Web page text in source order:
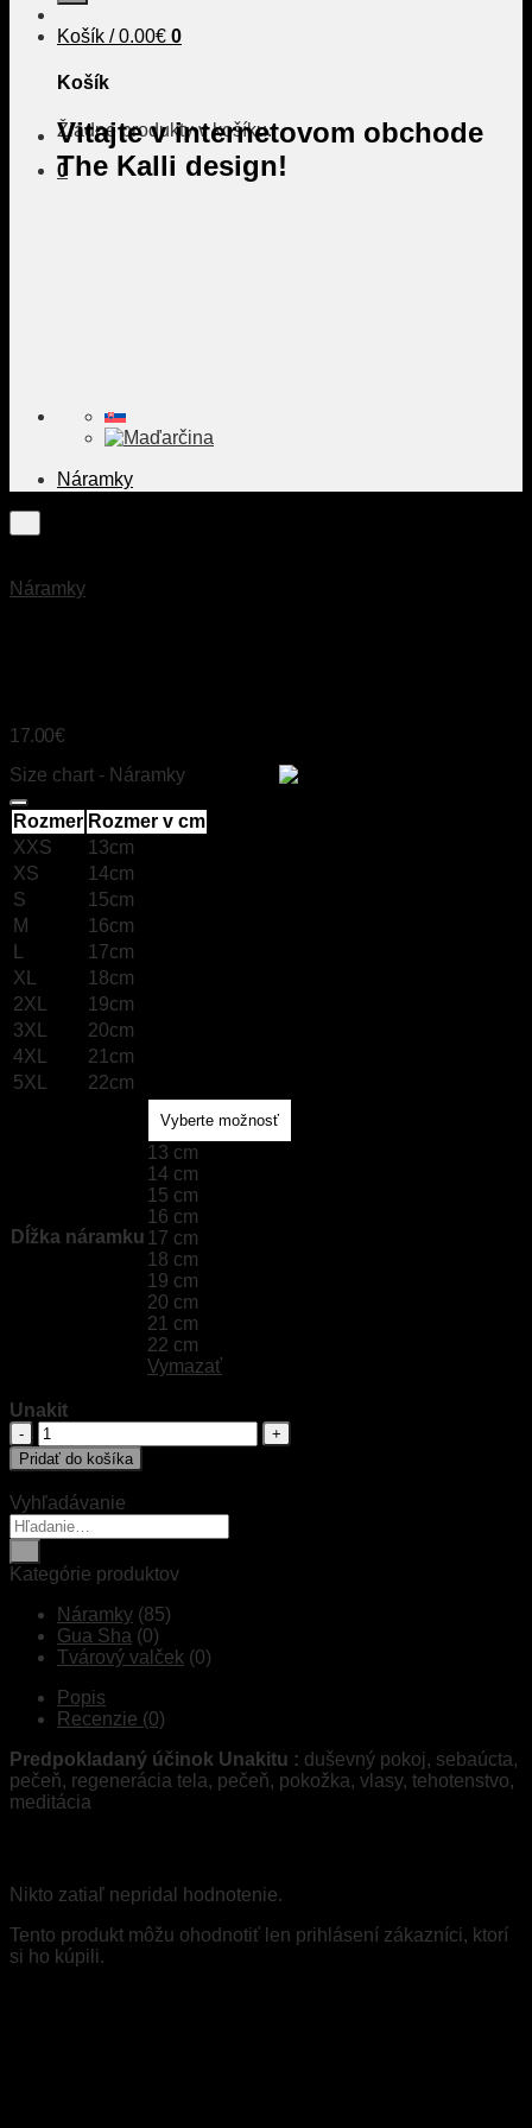
Košík /0.00€ 0
Košík
Žiadne produkty v košíku.
0
Vitajte v internetovom obchode
The Kalli design!
Náramky
Náramky
17.00€
Size chart - Náramky
Rozmer Rozmer v cm
XXS
13cm
XS
14cm
S
15cm
M
16cm
L
17cm
XL
18cm
2XL
19cm
3XL
20cm
4XL
21cm
5XL
22cm
Dĺžka náramku
13 cm
14 cm
15 cm
16 cm
17 cm
18 cm
19 cm
20 cm
21 cm
22 cm
Vymazať
Unakit
množstvo
Unakit
Pridať do košíka
Vyhľadávanie
Hľadať:
Kategórie produktov
Náramky (85)
Gua Sha (0)
Tvárový valček (0)
Popis
Recenzie (0)
Predpokladaný účinok Unakitu : duševný pokoj, sebaúcta,
pečeň, regenerácia tela, pečeň, pokožka, vlasy, tehotenstvo,
meditácia
Nikto zatiaľ nepridal hodnotenie.
Tento produkt môžu ohodnotiť len prihlásení zákazníci, ktorí
si ho kúpili.